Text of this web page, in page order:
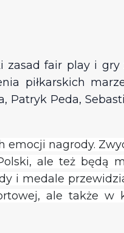
fair play i gry
piłkarskich
Patryk Peda,
emocji nagrody.
ale też będą
i medale
ale także w